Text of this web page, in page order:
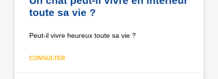
toute sa vie ?
Peut-il vivre heureux toute sa vie ?
CONSULTER